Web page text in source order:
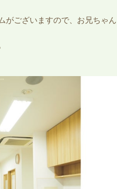
がございますので、お兄ちゃ